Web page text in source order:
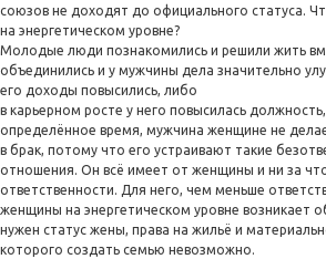
союзов не доходят до официального статуса.
на энергетическом уровне?
Молодые люди познакомились и решили жить
объединились и у мужчины дела значительно
его доходы повысились, либо
в карьерном росте у него повысилась
определённое время, мужчина женщине не
в брак, потому что его устраивают такие
отношения. Он всё имеет от женщины и ни за
ответственности. Для него, чем меньше
женщины на энергетическом уровне возникает
нужен статус жены, права на жильё и
которого создать семью невозможно.